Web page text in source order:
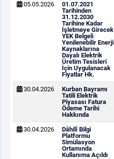
05.05.2026
01.07.2021
Tarihinden
31.12.2030
Tarihine Kadar
İşletmeye Girecek
YEK Belgeli
Yenilenebilir Enerji
Kaynaklarına
Dayalı Elektrik
Üretim Tesisleri
İçin Uygulanacak
Fiyatlar Hk.
30.04.2026
Kurban Bayramı
Tatili Elektrik
Piyasası Fatura
Ödeme Tarihi
Hakkında
30.04.2026
Dâhilî Bilgi
Platformu
Simülasyon
Ortamında
Kullanıma Açıldı